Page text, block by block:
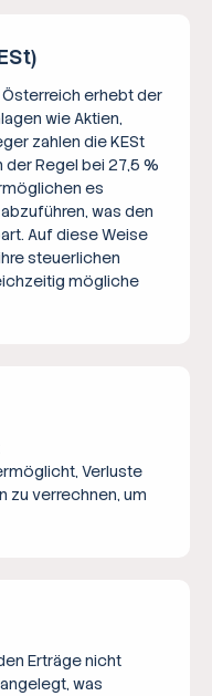
Österreich erhebt der
wie Aktien,
zahlen die KESt
Regel bei 27,5 %
es
was den
Auf diese Weise
steuerlichen
mögliche
Verluste
zu verrechnen, um
Erträge nicht
was